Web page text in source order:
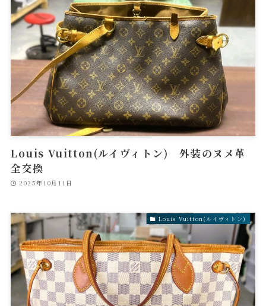
Louis Vuitton(ルイヴィトン) 外装のヌメ革
全交換
2025年10月11日
Louis Vuitton(ルイヴィトン)